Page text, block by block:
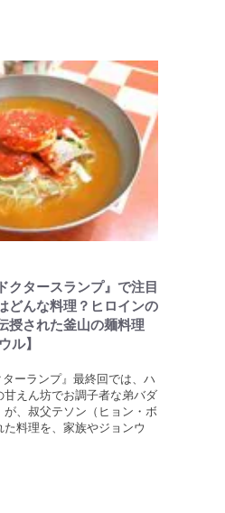
クタースランプ』で注目
どんな料理？ヒロインの
授された釜山の麺料理
ル】
ーランプ』最終回では、ハ
甘えん坊でお調子者な弟バダ
が、叔父テソン（ヒョン・ボ
料理を、家族やジョンウ